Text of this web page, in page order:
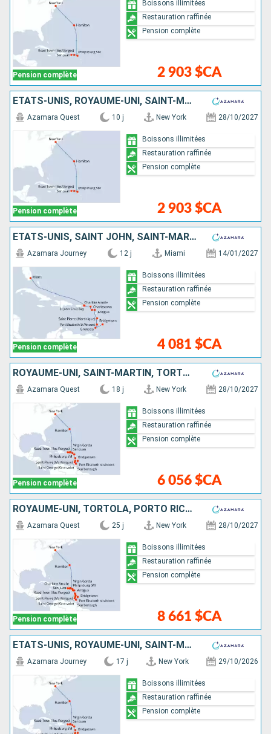
Pension complète 2 903 $CA
Boissons illimitées
Restauration raffinée
Pension complète
ÉTATS-UNIS, ROYAUME-UNI, SAINT-MARTIN, TORTOLA, PORTO RICO
Pension complète
Azamara Quest 10 j New York 28/10/2027
2 903 $CA
Boissons illimitées
Restauration raffinée
Pension complète
ÉTATS-UNIS, SAINT JOHN, SAINT-MARTIN, ANTIGUA-ET-BARBUDA, MARTINIQUE, SAINT VINCENT-ET-LES-GRENADINES, GRENADE, BARBADE
Pension complète
Azamara Journey 12 j Miami 14/01/2027
4 081 $CA
Boissons illimitées
Restauration raffinée
Pension complète
ROYAUME-UNI, SAINT-MARTIN, TORTOLA, PORTO RICO, ÉTATS-UNIS, VIRGIN GORDA, ANTIGUA-ET-BARBUDA, MARTINIQUE, SAINT VINCENT-ET-LES-GRENADINES, GRENADE, TRINITÉ-ET-TOBAGO, BARBADE
Pension complète
Azamara Quest 18 j New York 28/10/2027
6 056 $CA
Boissons illimitées
Restauration raffinée
Pension complète
ROYAUME-UNI, TORTOLA, PORTO RICO, ÉTATS-UNIS, VIRGIN GORDA, ANTIGUA-ET-BARBUDA, MARTINIQUE, SAINT VINCENT-ET-LES-GRENADINES, GRENADE, TRINITÉ-ET-TOBAGO, BARBADE, SAINTE-LUCIE, DOMINIQUE, SAINT-MARTIN
Pension complète
Azamara Quest 25 j New York 28/10/2027
8 661 $CA
Boissons illimitées
Restauration raffinée
Pension complète
ÉTATS-UNIS, ROYAUME-UNI, SAINT-MARTIN, TORTOLA, PORTO RICO, VIRGIN GORDA, ANTIGUA-ET-BARBUDA, MARTINIQUE, SAINT VINCENT-ET-LES-GRENADINES, GRENADE, TRINITÉ-ET-TOBAGO, BARBADE
Azamara Journey 17 j New York 29/10/2026
Boissons illimitées
Restauration raffinée
Pension complète